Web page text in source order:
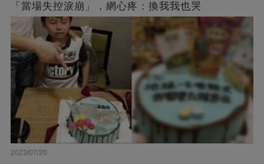
「當場失控淚崩」，網心疼：換我我也哭
2023/07/20